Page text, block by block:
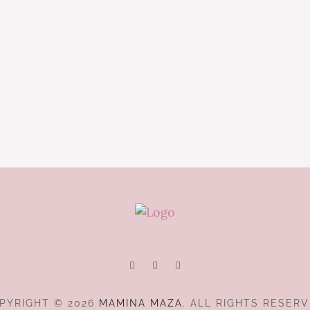
© 2026 MAMINA MAZA. ALL RIGHTS